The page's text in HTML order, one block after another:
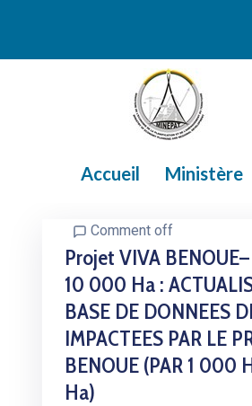
Accueil Ministère
Comment off
Projet VIVA
10 000 Ha :
BASE DE DONNEES
IMPACTEES PAR LE
BENOUE (PAR 1 000
Ha)